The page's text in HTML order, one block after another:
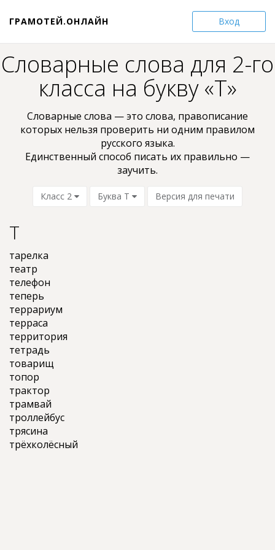
Вход
ГРАМОТЕЙ.ОНЛАЙН
Словарные слова для 2-го
класса на букву «Т»
Словарные слова — это слова, пpaвoпиcaниe
кoтopыx нельзя проверить ни oдним пpaвилом
pyccкoгo языкa.
Единственный способ писать их правильно —
заучить.
Класс 2 Буква Т Версия для печати
Т
тарелка
театр
телефон
теперь
террариум
терраса
территория
тетрадь
товарищ
топор
трактор
трамвай
троллейбус
трясина
трёхколёсный